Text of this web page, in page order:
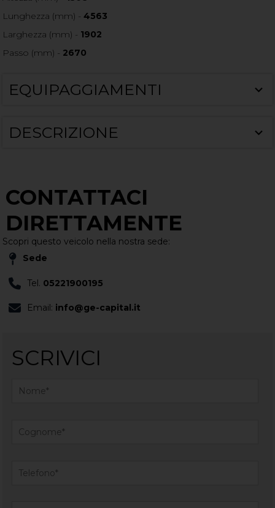
Lunghezza (mm) -4563
Larghezza (mm) - 1902
Passo (mm) - 2670
EQUIPAGGIAMENTI
DESCRIZIONE
CONTATTACI
DIRETTAMENTE
Scopri questo veicolo nella nostra sede:
Sede
Tel. 05221900195
Email: info@ge-capital.it
SCRIVICI